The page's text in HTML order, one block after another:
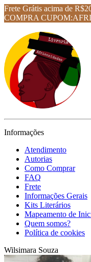
Frete Grátis acima de
COMPRA
Informações
Atendimento
Autorias
Como Comprar
FAQ
Frete
Informações Gerais
Kits Literários
Mapeamento de
Quem somos?
Política de cookies
Wilsimara Souza